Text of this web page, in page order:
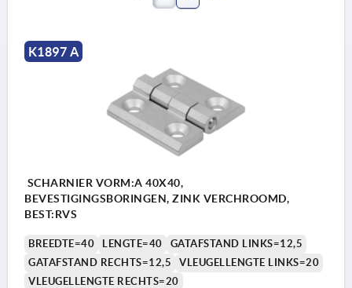
K1897 A
SCHARNIER VORM:A 40X40,
BEVESTIGINGSBORINGEN, ZINK VERCHROOMD,
BEST:RVS
BREEDTE=40 LENGTE=40
GATAFSTAND LINKS=12,5
GATAFSTAND RECHTS=12,5
VLEUGELLENGTE LINKS=20
VLEUGELLENGTE RECHTS=20